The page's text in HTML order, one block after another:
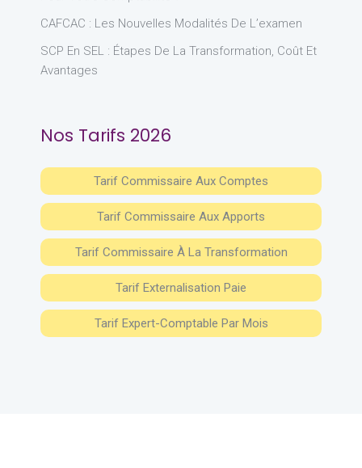
CAFCAC : Les Nouvelles Modalités De L’examen
SCP En SEL : Étapes De La Transformation, Coût Et
Avantages
Nos Tarifs 2026
Tarif Commissaire Aux Comptes
Tarif Commissaire Aux Apports
Tarif Commissaire À La Transformation
Tarif Externalisation Paie
Tarif Expert-Comptable Par Mois